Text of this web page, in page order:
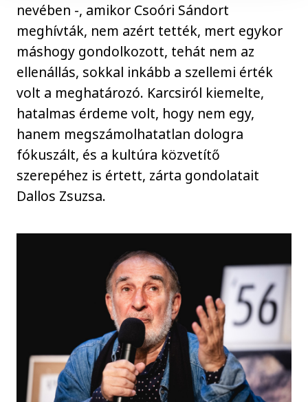
nevében -, amikor Csoóri Sándort
meghívták, nem azért tették, mert egykor
máshogy gondolkozott, tehát nem az
ellenállás, sokkal inkább a szellemi érték
volt a meghatározó. Karcsiról kiemelte,
hatalmas érdeme volt, hogy nem egy,
hanem megszámolhatatlan dologra
fókuszált, és a kultúra közvetítő
szerepéhez is értett, zárta gondolatait
Dallos Zsuzsa.